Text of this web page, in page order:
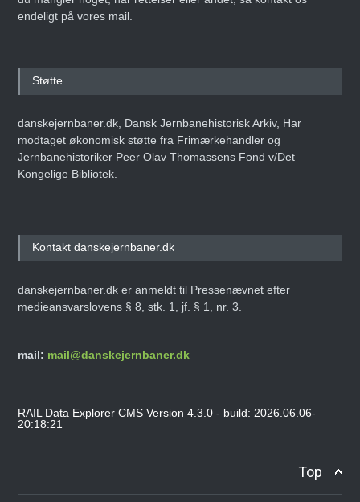
ARTIKELDen 8. maj 2025
endeligt på vores mail.
Støtte
danskejernbaner.dk, Dansk Jernbanehistorisk Arkiv, Har
modtaget økonomisk støtte fra Frimærkehandler og
Jernbanehistoriker Peer Olav Thomassens Fond v/Det
Kongelige Bibliotek.
Kontakt danskejernbaner.dk
danskejernbaner.dk er anmeldt til Pressenævnet efter
medieansvarslovens § 8, stk. 1, jf. § 1, nr. 3.
mail: mail@danskejernbaner.dk
RAIL Data Explorer CMS Version 4.3.0 - build: 2026.06.06-
20:18:21
Top